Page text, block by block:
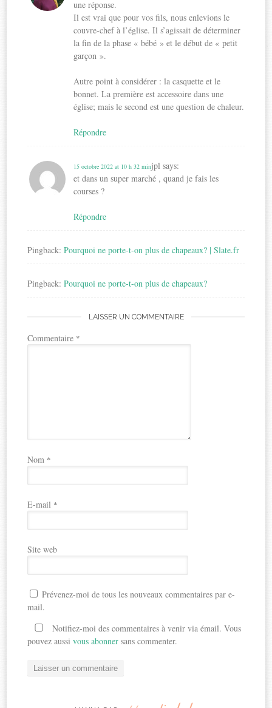
une réponse.
Il est vrai que pour vos fils, nous enlevions le
couvre-chef à l’église. Il s’agissait de déterminer
la fin de la phase « bébé » et le début de « petit
garçon ».
Autre point à considérer : la casquette et le
bonnet. La première est accessoire dans une
église; mais le second est une question de chaleur.
Répondre
jpl says:
15 octobre 2022 at 10 h 32 min
et dans un super marché , quand je fais les
courses ?
Répondre
Pingback:Pourquoi ne porte-t-on plus de chapeaux? | Slate.fr
Pingback:Pourquoi ne porte-t-on plus de chapeaux?
LAISSER UN COMMENTAIRE
Commentaire *
Nom *
E-mail *
Site web
Prévenez-moi de tous les nouveaux commentaires par e-
mail.
Notifiez-moi des commentaires à venir via émail. Vous
pouvez aussivous abonner sans commenter.